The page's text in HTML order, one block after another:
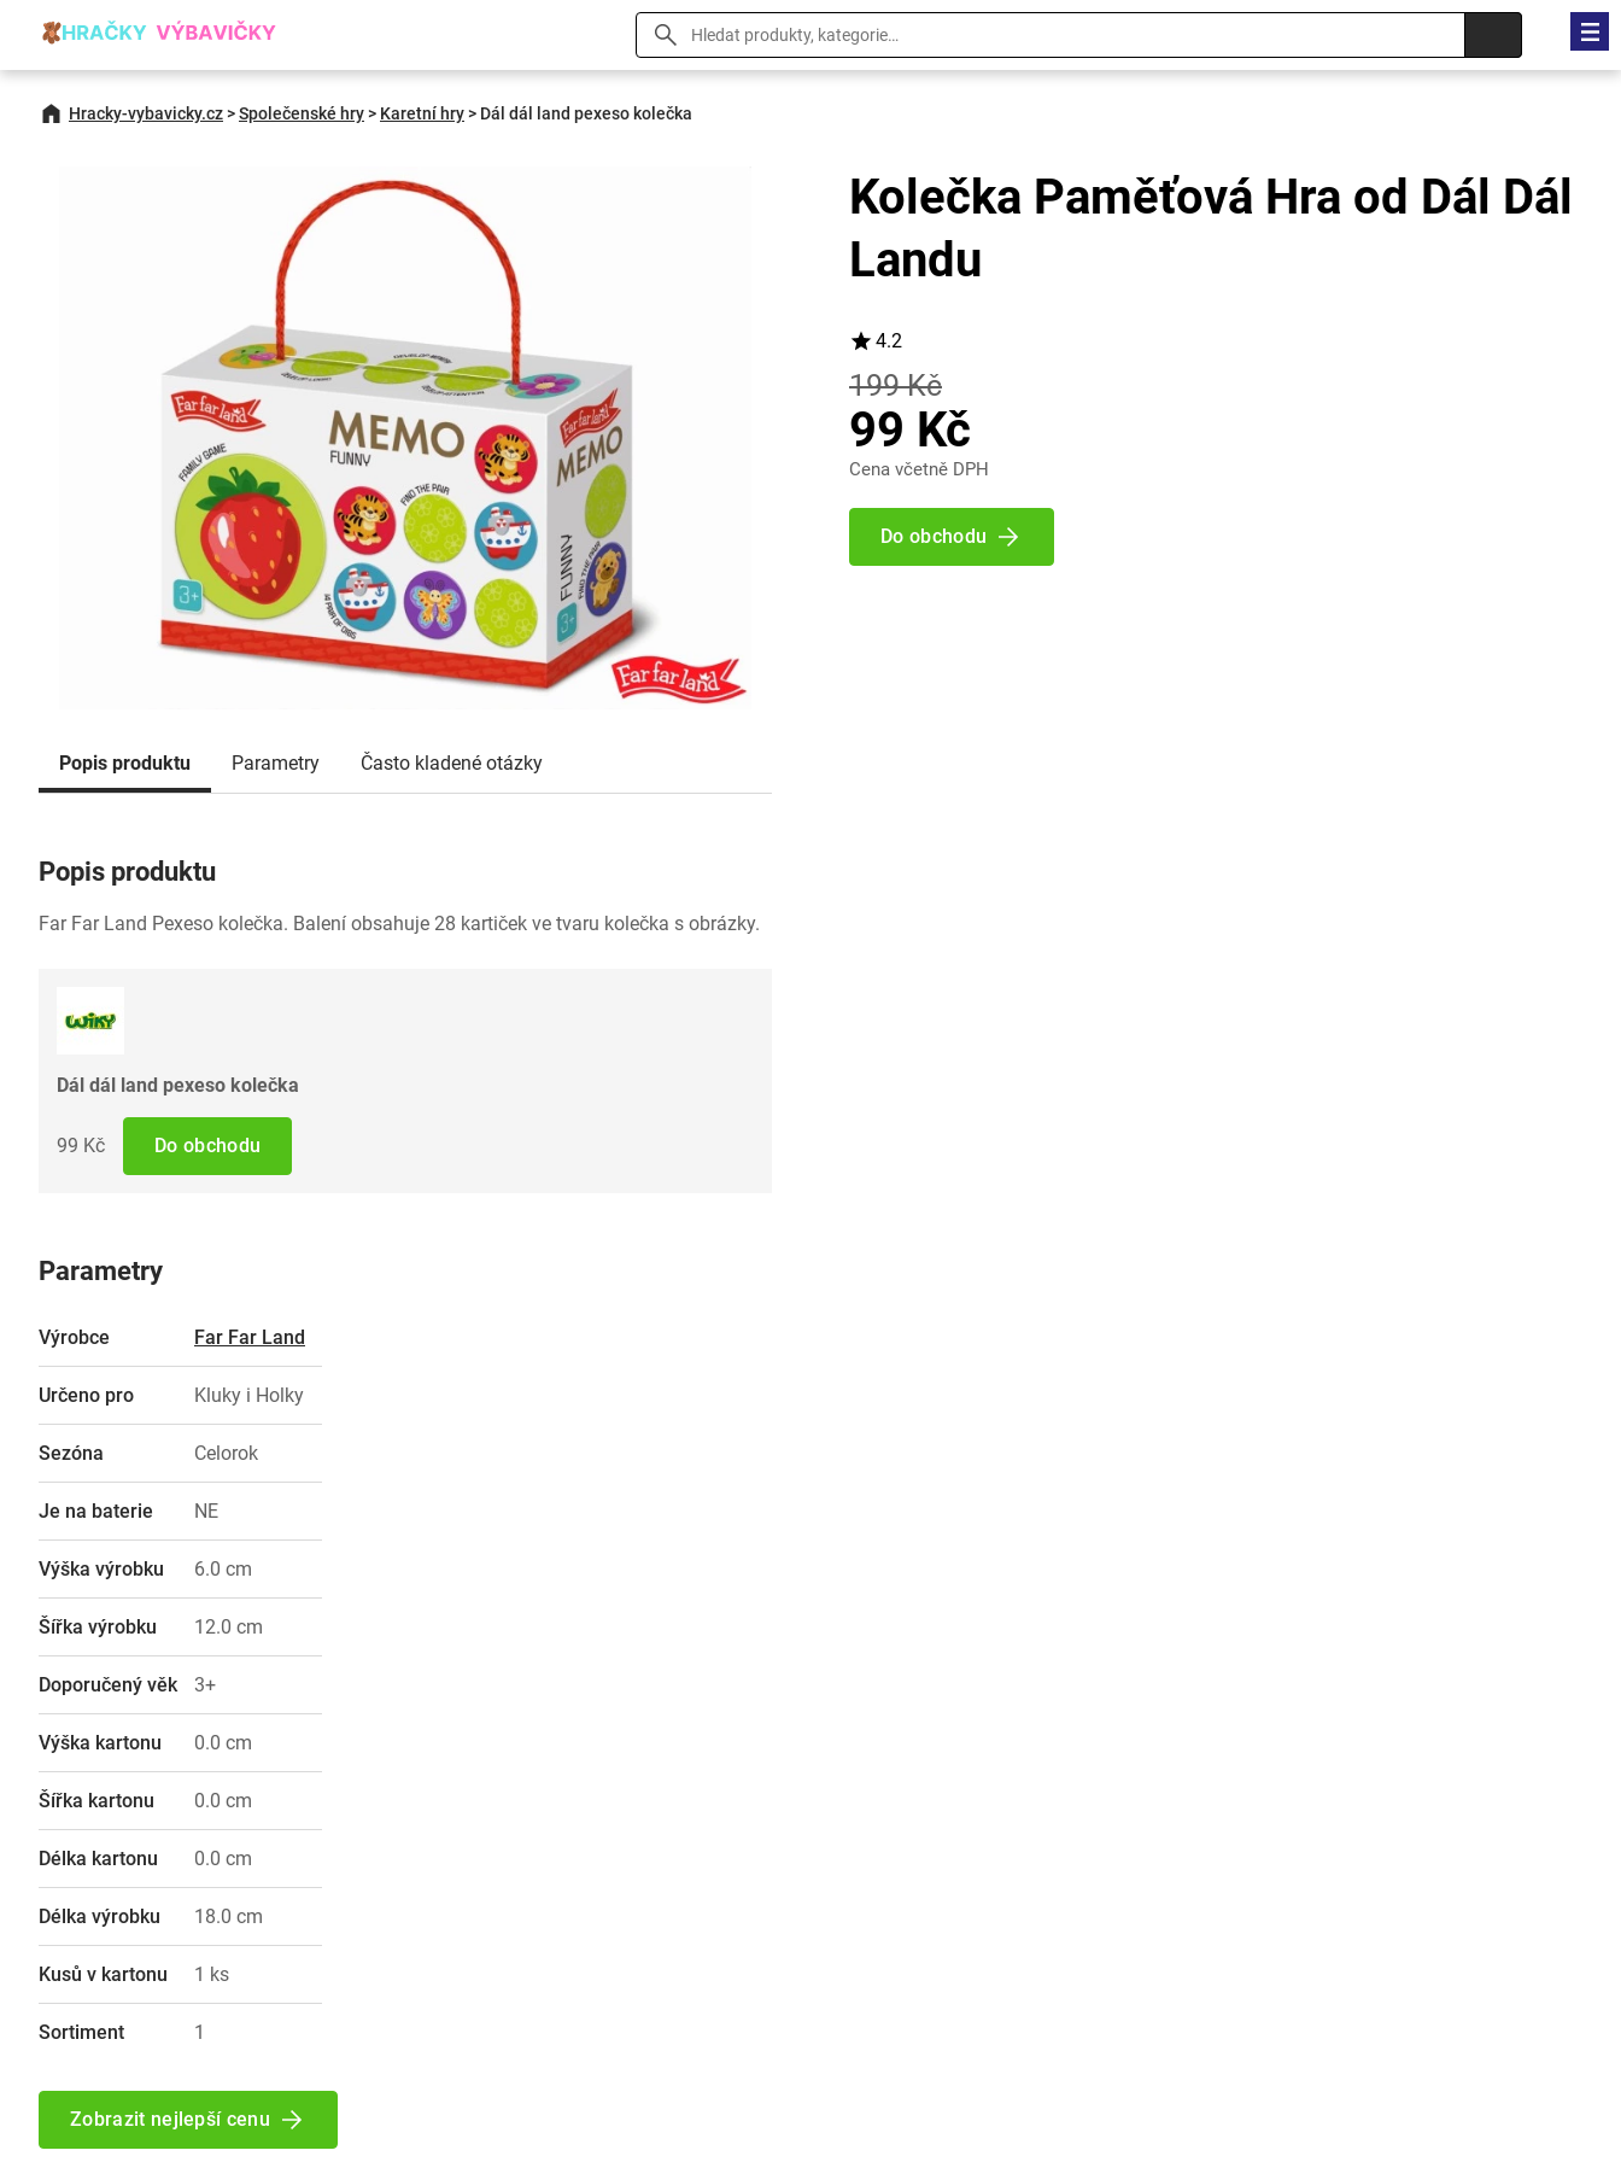
Hracky-vybavicky.cz>Společenské hry> Karetní hry> Dál dál land pexeso kolečka
Popis produktu Parametry Často kladené otázky
Popis produktu
Far Far Land Pexeso kolečka. Balení obsahuje 28 kartiček ve tvaru kolečka s obrázky.
Dál dál land pexeso kolečka
99 Kč Do obchodu
Parametry
Výrobce Far Far Land
Určeno pro Kluky i Holky
Sezóna Celorok
Je na baterie NE
Výška výrobku 6.0 cm
Šířka výrobku 12.0 cm
Doporučený věk 3+
Výška kartonu 0.0 cm
Šířka kartonu 0.0 cm
Délka kartonu 0.0 cm
Délka výrobku 18.0 cm
Kusů v kartonu 1 ks
Sortiment 1
Zobrazit nejlepší cenu
Kolečka Paměťová Hra od Dál Dál
Landu
4.2
199 Kč
99 Kč
Cena včetně DPH
Do obchodu